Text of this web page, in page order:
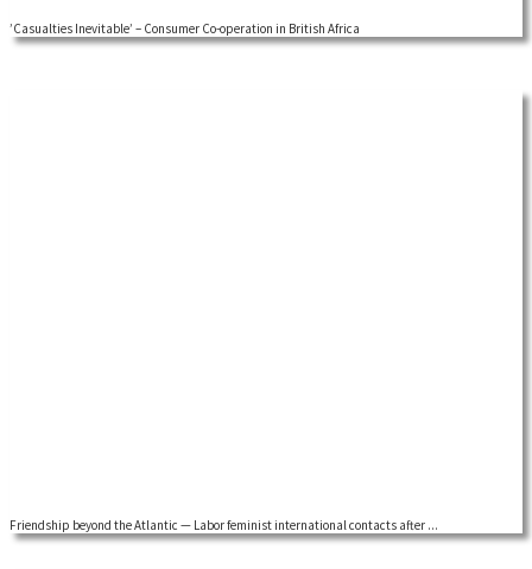
’Casualties Inevitable’ – Consumer Co-operation in British Africa
by Dorothy Sue Cobble Building on earlier research, I am now exploring the
Friendship beyond the Atlantic — Labor feminist international contacts after ...